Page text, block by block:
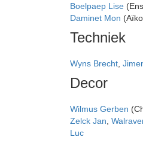
Boelpaep Lise
Daminet Mon
Techniek
Wyns Brecht
Decor
Wilmus Gerben
Zelck Jan
Luc